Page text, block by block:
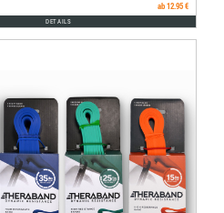
ab 12.95 €
DETAILS